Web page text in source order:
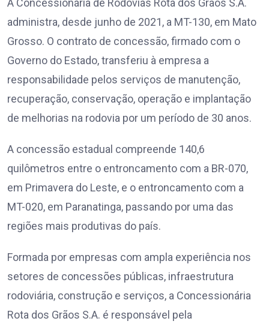
A Concessionária de Rodovias Rota dos Grãos S.A.
administra, desde junho de 2021, a MT-130, em Mato
Grosso. O contrato de concessão, firmado com o
Governo do Estado, transferiu à empresa a
responsabilidade pelos serviços de manutenção,
recuperação, conservação, operação e implantação
de melhorias na rodovia por um período de 30 anos.
A concessão estadual compreende 140,6
quilômetros entre o entroncamento com a BR-070,
em Primavera do Leste, e o entroncamento com a
MT-020, em Paranatinga, passando por uma das
regiões mais produtivas do país.
Formada por empresas com ampla experiência nos
setores de concessões públicas, infraestrutura
rodoviária, construção e serviços, a Concessionária
Rota dos Grãos S.A. é responsável pela